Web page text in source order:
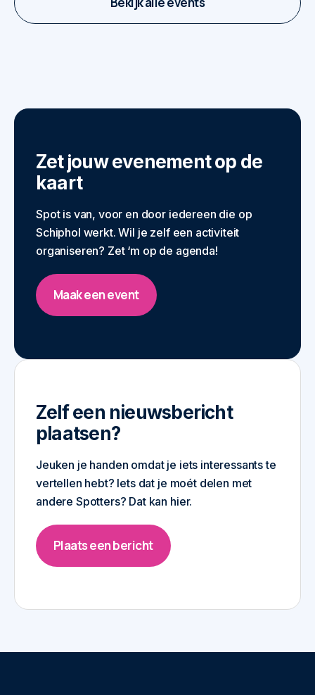
Zet jouw evenement op de
kaart
Spot is van, voor en door iedereen die op
Schiphol werkt. Wil je zelf een activiteit
organiseren? Zet ‘m op de agenda!
Maak een event
Zelf een nieuwsbericht
plaatsen?
Jeuken je handen omdat je iets interessants te
vertellen hebt? Iets dat je moét delen met
andere Spotters? Dat kan hier.
Plaats een bericht